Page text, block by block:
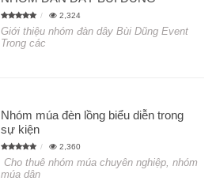
2,324
Giới thiệu nhóm đàn dây Bùi Dũng Event
Trong các
Nhóm múa đèn lồng biểu diễn trong
sự kiện
2,360
Cho thuê nhóm múa chuyên nghiệp, nhóm
múa dân